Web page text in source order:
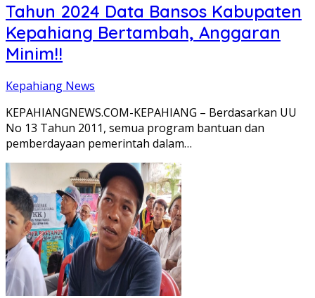
Tahun 2024 Data Bansos Kabupaten
Kepahiang Bertambah, Anggaran
Minim!!
Kepahiang News
KEPAHIANGNEWS.COM-KEPAHIANG – Berdasarkan UU
No 13 Tahun 2011, semua program bantuan dan
pemberdayaan pemerintah dalam…